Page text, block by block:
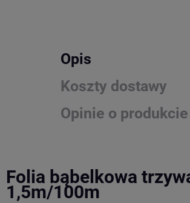
Opis
Koszty dostawy
Opinie o
Folia bąbelkowa
1,5m/100m